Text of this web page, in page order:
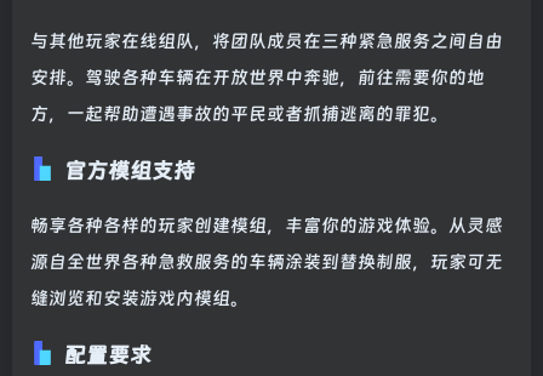
与其他玩家在线组队，将团队成员在三种紧急服务之间自由
安排。驾驶各种车辆在开放世界中奔驰，前往需要你的地
方，一起帮助遭遇事故的平民或者抓捕逃离的罪犯。
官方模组支持
畅享各种各样的玩家创建模组，丰富你的游戏体验。从灵感
源自全世界各种急救服务的车辆涂装到替换制服，玩家可无
缝浏览和安装游戏内模组。
配置要求